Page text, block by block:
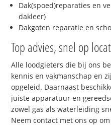
Dak(spoed)reparaties en
dakleer)
Dakgoten reparatie en
Top advies, snel op
Alle loodgieters die bij ons
kennis en vakmanschap en
opgeleid. Daarnaast
juiste apparatuur en
zowel gas als waterleiding
Neem contact met ons op